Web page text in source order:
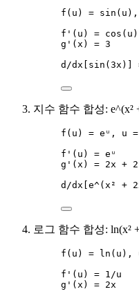
f(u) = sin(u),
f'(u) = cos(u)
g'(x) = 3
d/dx[sin(3x)]
지수 함수 합성: e^(x²
f(u) = eᵘ, u
f'(u) = eᵘ
g'(x) = 2x + 2
d/dx[e^(x² +
로그 함수 합성: ln(x²
f(u) = ln(u),
f'(u) = 1/u
g'(x) = 2x